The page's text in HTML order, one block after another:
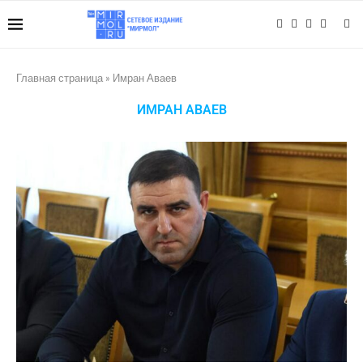
Главная страница » Имран Аваев
ИМРАН АВАЕВ